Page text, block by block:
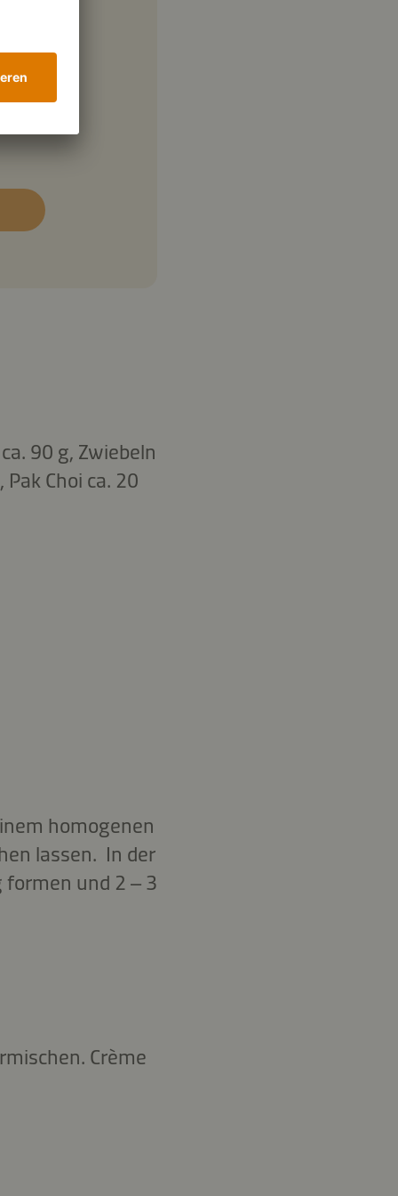
90 g, Zwiebeln
Pak Choi ca. 20
homogenen
lassen. In der
formen und 2 – 3
Crème